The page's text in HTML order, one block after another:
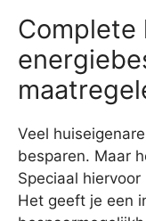
Complete
Veel
besparen. Maar
Speciaal
Het geeft je een